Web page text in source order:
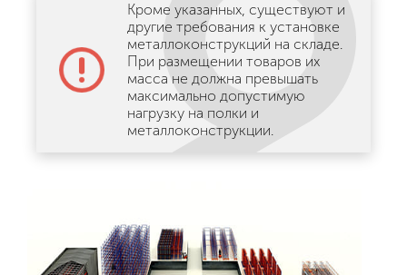
Кроме указанных, существуют и
другие требования к установке
металлоконструкций на складе.
При размещении товаров их
масса не должна превышать
максимально допустимую
нагрузку на полки и
металлоконструкции.